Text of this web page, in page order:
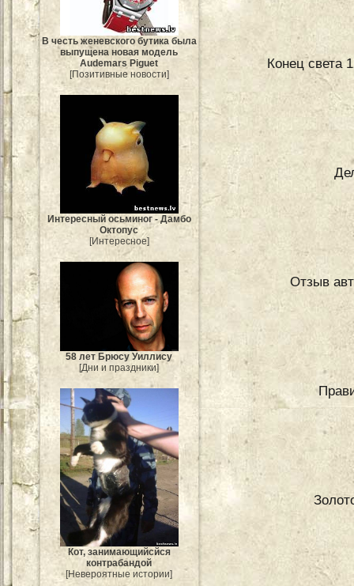
В честь женевского бутика была
выпущена новая модель
Audemars Piguet
[Позитивные новости]
Интересный осьминог - Дамбо
Октопус
[Интересное]
58 лет Брюсу Уиллису
[Дни и праздники]
Кот, занимающийсйся
контрабандой
[Невероятные истории]
Конец света
Отзыв